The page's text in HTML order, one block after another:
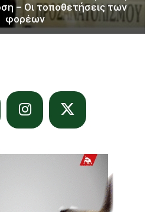
– Οι τοποθετήσεις των
φορέων